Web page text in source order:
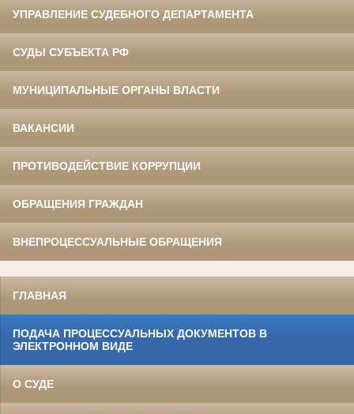
УПРАВЛЕНИЕ СУДЕБНОГО ДЕПАРТАМЕНТА
СУДЫ СУБЪЕКТА РФ
МУНИЦИПАЛЬНЫЕ ОРГАНЫ ВЛАСТИ
ВАКАНСИИ
ПРОТИВОДЕЙСТВИЕ КОРРУПЦИИ
ОБРАЩЕНИЯ ГРАЖДАН
ВНЕПРОЦЕССУАЛЬНЫЕ ОБРАЩЕНИЯ
ГЛАВНАЯ
ПОДАЧА ПРОЦЕССУАЛЬНЫХ ДОКУМЕНТОВ В
ЭЛЕКТРОННОМ ВИДЕ
О СУДЕ